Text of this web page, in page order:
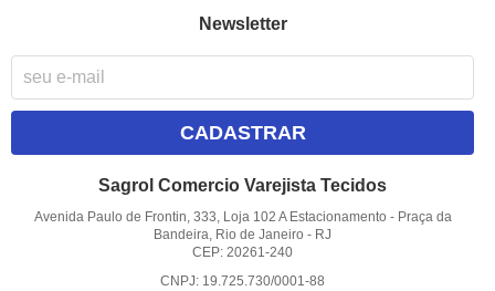
Newsletter
CADASTRAR
Sagrol Comercio Varejista Tecidos
Avenida Paulo de Frontin, 333, Loja 102 A Estacionamento - Praça da
Bandeira, Rio de Janeiro - RJ
CEP: 20261-240
CNPJ: 19.725.730/0001-88